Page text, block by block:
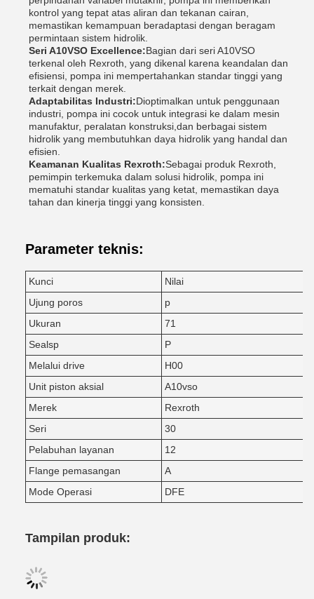
kontrol yang tepat atas aliran dan tekanan cairan,
memastikan kemampuan beradaptasi dengan beragam
permintaan sistem hidrolik.
Seri A10VSO Excellence:Bagian dari seri A10VSO
terkenal oleh Rexroth, yang dikenal karena keandalan dan
efisiensi, pompa ini mempertahankan standar tinggi yang
terkait dengan merek.
Adaptabilitas Industri:Dioptimalkan untuk penggunaan
industri, pompa ini cocok untuk integrasi ke dalam mesin
manufaktur, peralatan konstruksi,dan berbagai sistem
hidrolik yang membutuhkan daya hidrolik yang handal dan
efisien.
Keamanan Kualitas Rexroth:Sebagai produk Rexroth,
pemimpin terkemuka dalam solusi hidrolik, pompa ini
mematuhi standar kualitas yang ketat, memastikan daya
tahan dan kinerja tinggi yang konsisten.
Parameter teknis:
Kunci
Nilai
Ujung poros
p
Ukuran
71
Sealsp
P
Melalui drive
H00
Unit piston aksial
A10vso
Merek
Rexroth
Seri
30
Pelabuhan layanan
12
Flange pemasangan
A
Mode Operasi
DFE
Tampilan produk: